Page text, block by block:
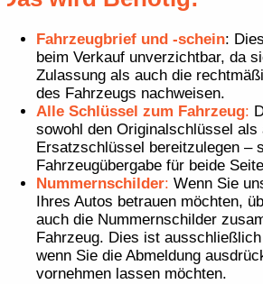
Fahrzeugbrief und -schein:
beim Verkauf unverzichtbar, da
Zulassung als auch die
des Fahrzeugs nachweisen.
Alle Schlüssel zum Fahrzeug:
sowohl den Originalschlüssel als
Ersatzschlüssel bereitzulegen –
Fahrzeugübergabe für beide
Nummernschilder: Wenn Sie
Ihres Autos betrauen möchten,
auch die Nummernschilder
Fahrzeug. Dies ist
wenn Sie die Abmeldung
vornehmen lassen möchten.